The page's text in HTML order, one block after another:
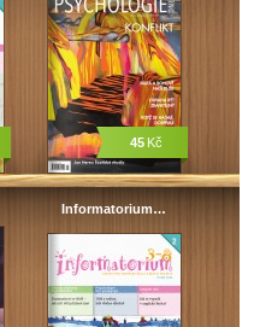
45Kč
Informatorium…